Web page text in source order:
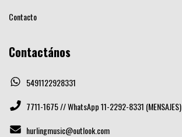
Contacto
Contactános
5491122928331
7711-1675 // WhatsApp 11-2292-8331 (MENSAJES)
hurlingmusic@outlook.com